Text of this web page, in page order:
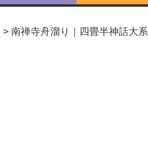
> 南禅寺舟溜り｜四畳半神話大系